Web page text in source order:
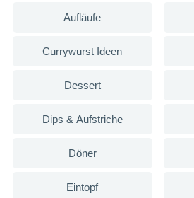
Aufläufe
Currywurst Ideen
Dessert
Dips & Aufstriche
Döner
Eintopf